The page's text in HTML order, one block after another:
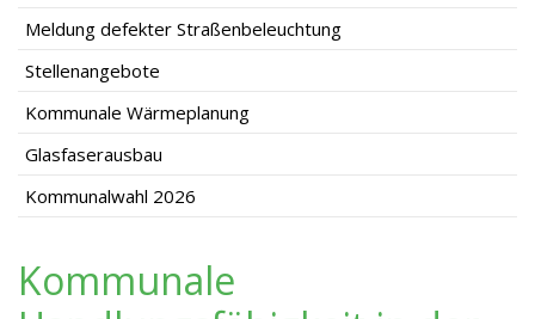
Meldung defekter Straßenbeleuchtung
Stellenangebote
Kommunale Wärmeplanung
Glasfaserausbau
Kommunalwahl 2026
Kommunale